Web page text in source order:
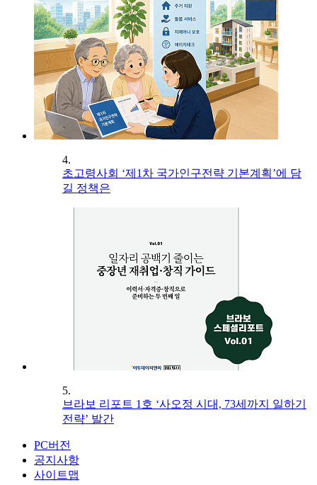
4.
초고령사회 ‘제1차 국가인구전략 기본계획’에 담
길 정책은
5.
브라보 리포트 1호 ‘사오정 시대, 73세까지 일하기
전략’ 발간
PC버전
공지사항
사이트맵